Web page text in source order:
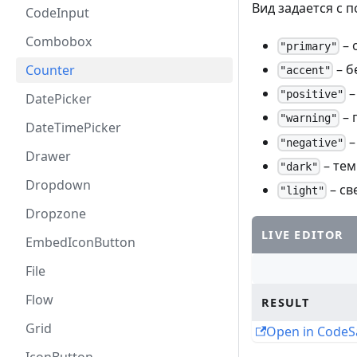
CodeInput
Combobox
Counter
DatePicker
DateTimePicker
Drawer
Dropdown
Dropzone
EmbedIconButton
File
Flow
Grid
Вид задается с
"primary" –
"accent" –
"positive"
"warning" –
"negative"
"dark" –
"light" –
LIVE EDITOR
RESULT
Open in